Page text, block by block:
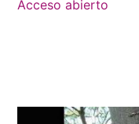
Acceso abierto